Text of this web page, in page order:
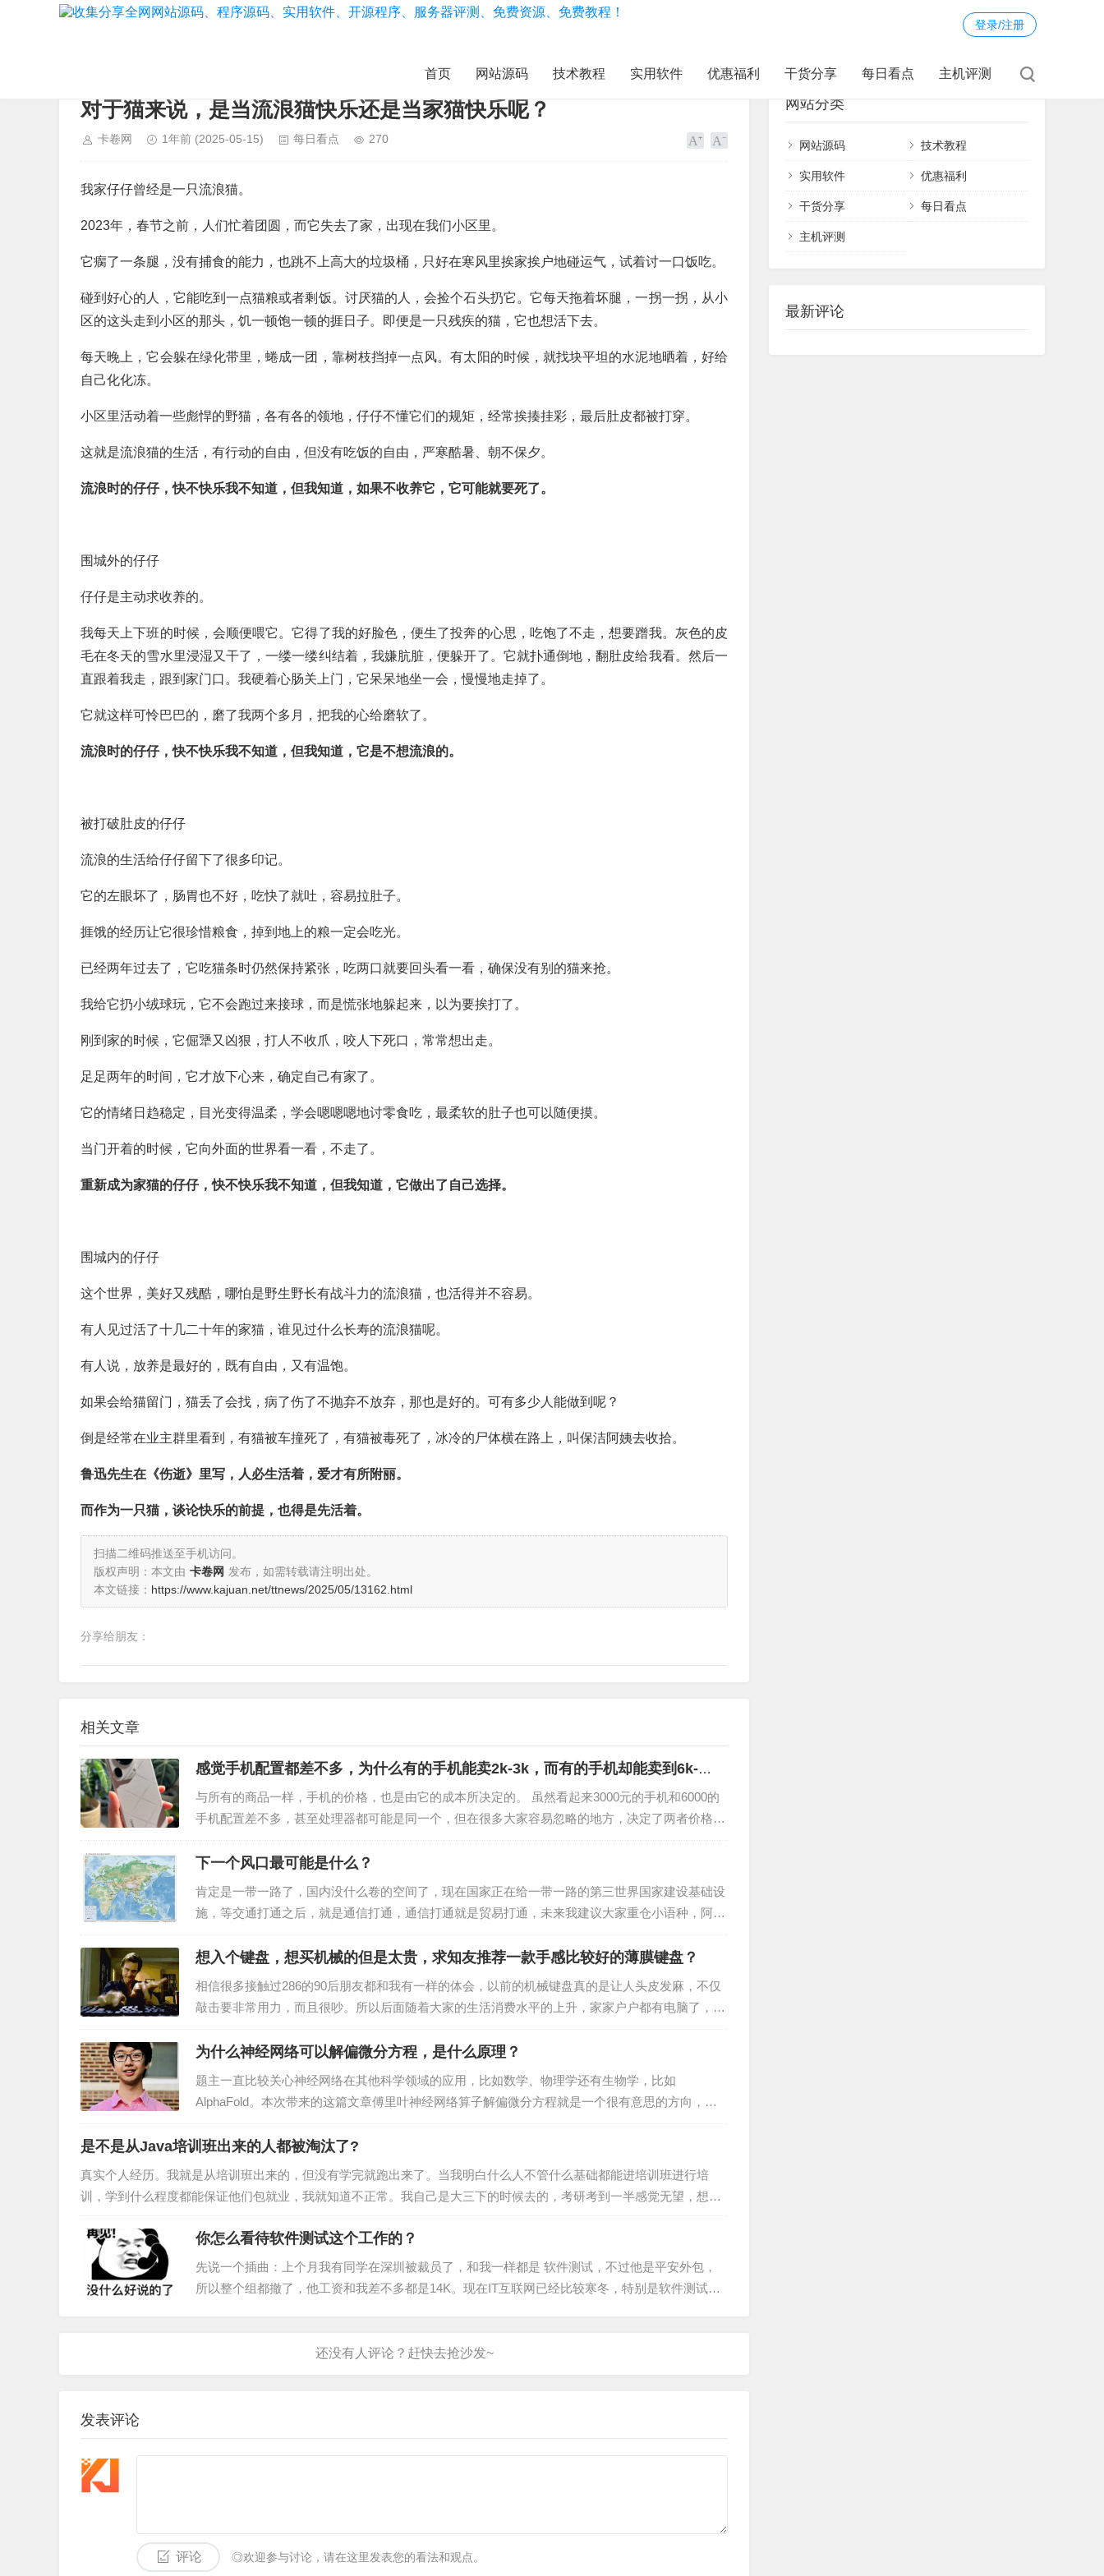
登录/注册
首页 网站源码 技术教程 实用软件 优惠福利 干货分享 每日看点 主机评测
对于猫来说，是当流浪猫快乐还是当家猫快乐呢？
卡卷网 1年前 (2025-05-15) 每日看点 270
我家仔仔曾经是一只流浪猫。
2023年，春节之前，人们忙着团圆，而它失去了家，出现在我们小区里。
它瘸了一条腿，没有捕食的能力，也跳不上高大的垃圾桶，只好在寒风里挨家挨户地碰运气，试着讨一口饭吃。
碰到好心的人，它能吃到一点猫粮或者剩饭。讨厌猫的人，会捡个石头扔它。它每天拖着坏腿，一拐一拐，从小
区的这头走到小区的那头，饥一顿饱一顿的捱日子。即便是一只残疾的猫，它也想活下去。
每天晚上，它会躲在绿化带里，蜷成一团，靠树枝挡掉一点风。有太阳的时候，就找块平坦的水泥地晒着，好给
自己化化冻。
小区里活动着一些彪悍的野猫，各有各的领地，仔仔不懂它们的规矩，经常挨揍挂彩，最后肚皮都被打穿。
这就是流浪猫的生活，有行动的自由，但没有吃饭的自由，严寒酷暑、朝不保夕。
流浪时的仔仔，快不快乐我不知道，但我知道，如果不收养它，它可能就要死了。
围城外的仔仔
仔仔是主动求收养的。
我每天上下班的时候，会顺便喂它。它得了我的好脸色，便生了投奔的心思，吃饱了不走，想要蹭我。灰色的皮
毛在冬天的雪水里浸湿又干了，一缕一缕纠结着，我嫌肮脏，便躲开了。它就扑通倒地，翻肚皮给我看。然后一
直跟着我走，跟到家门口。我硬着心肠关上门，它呆呆地坐一会，慢慢地走掉了。
它就这样可怜巴巴的，磨了我两个多月，把我的心给磨软了。
流浪时的仔仔，快不快乐我不知道，但我知道，它是不想流浪的。
被打破肚皮的仔仔
流浪的生活给仔仔留下了很多印记。
它的左眼坏了，肠胃也不好，吃快了就吐，容易拉肚子。
捱饿的经历让它很珍惜粮食，掉到地上的粮一定会吃光。
已经两年过去了，它吃猫条时仍然保持紧张，吃两口就要回头看一看，确保没有别的猫来抢。
我给它扔小绒球玩，它不会跑过来接球，而是慌张地躲起来，以为要挨打了。
刚到家的时候，它倔犟又凶狠，打人不收爪，咬人下死口，常常想出走。
足足两年的时间，它才放下心来，确定自己有家了。
它的情绪日趋稳定，目光变得温柔，学会嗯嗯嗯地讨零食吃，最柔软的肚子也可以随便摸。
当门开着的时候，它向外面的世界看一看，不走了。
重新成为家猫的仔仔，快不快乐我不知道，但我知道，它做出了自己选择。
围城内的仔仔
这个世界，美好又残酷，哪怕是野生野长有战斗力的流浪猫，也活得并不容易。
有人见过活了十几二十年的家猫，谁见过什么长寿的流浪猫呢。
有人说，放养是最好的，既有自由，又有温饱。
如果会给猫留门，猫丢了会找，病了伤了不抛弃不放弃，那也是好的。可有多少人能做到呢？
倒是经常在业主群里看到，有猫被车撞死了，有猫被毒死了，冰冷的尸体横在路上，叫保洁阿姨去收拾。
鲁迅先生在《伤逝》里写，人必生活着，爱才有所附丽。
而作为一只猫，谈论快乐的前提，也得是先活着。
扫描二维码推送至手机访问。
版权声明：本文由 卡卷网 发布，如需转载请注明出处。
本文链接： https://www.kajuan.net/ttnews/2025/05/13162.html
分享给朋友：
相关文章
感觉手机配置都差不多，为什么有的手机能卖2k-3k，而有的手机却能卖到6k-
8k？
与所有的商品一样，手机的价格，也是由它的成本所决定的。 虽然看起来3000元的手机和6000的
手机配置差不多，甚至处理器都可能是同一个，但在很多大家容易忽略的地方，决定了两者价格的
不同： 例如手机的外观，塑料的机身，与素皮机身和玻璃机身就完…
下一个风口最可能是什么？
肯定是一带一路了，国内没什么卷的空间了，现在国家正在给一带一路的第三世界国家建设基础设
施，等交通打通之后，就是通信打通，通信打通就是贸易打通，未来我建议大家重仓小语种，阿拉
伯语最值得学（也有其他小语种自己去查一带一路国家），将来去其他国家随…
想入个键盘，想买机械的但是太贵，求知友推荐一款手感比较好的薄膜键盘？
相信很多接触过286的90后朋友都和我有一样的体会，以前的机械键盘真的是让人头皮发麻，不仅
敲击要非常用力，而且很吵。所以后面随着大家的生活消费水平的上升，家家户户都有电脑了，自
然也不想再用打字来宣扬自己有电脑的优越感，基本上大家都换成了又轻…
为什么神经网络可以解偏微分方程，是什么原理？
题主一直比较关心神经网络在其他科学领域的应用，比如数学、物理学还有生物学，比如
AlphaFold。本次带来的这篇文章傅里叶神经网络算子解偏微分方程就是一个很有意思的方向，其
实我自己去年在给美国一个客户做兼职预测数字货币期权价格的时候就用到过…
是不是从Java培训班出来的人都被淘汰了?
真实个人经历。我就是从培训班出来的，但没有学完就跑出来了。当我明白什么人不管什么基础都能进培训班进行培
训，学到什么程度都能保证他们包就业，我就知道不正常。我自己是大三下的时候去的，考研考到一半感觉无望，想抓
紧时间学习技术，利用应届生身份准备…
你怎么看待软件测试这个工作的？
先说一个插曲：上个月我有同学在深圳被裁员了，和我一样都是 软件测试，不过他是平安外包，
所以整个组都撤了，他工资和我差不多都是14K。现在IT互联网已经比较寒冬，特别是软件测试，
发表评论
评论 ◎欢迎参与讨论，请在这里发表您的看法和观点。
网站分类
网站源码 技术教程
实用软件 优惠福利
干货分享 每日看点
主机评测
最新评论